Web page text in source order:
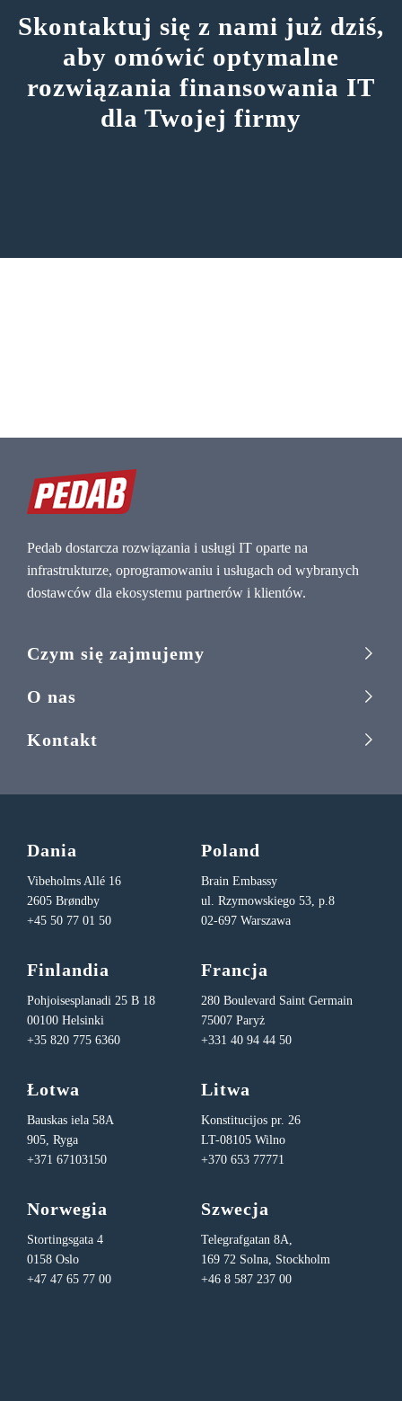
Skontaktuj się z nami już dziś,
aby omówić optymalne
rozwiązania finansowania IT
dla Twojej firmy
Pedab dostarcza rozwiązania i usługi IT oparte na
infrastrukturze, oprogramowaniu i usługach od wybranych
dostawców dla ekosystemu partnerów i klientów.
Czym się zajmujemy
O nas
Kontakt
Dania
Vibeholms Allé 16
2605 Brøndby
+45 50 77 01 50
Poland
Brain Embassy
ul. Rzymowskiego 53, p.8
02-697 Warszawa
Finlandia
Pohjoisesplanadi 25 B 18
00100 Helsinki
+35 820 775 6360
Francja
280 Boulevard Saint Germain
75007 Paryż
+331 40 94 44 50
Łotwa
Bauskas iela 58A
905, Ryga
+371 67103150
Litwa
Konstitucijos pr. 26
LT-08105 Wilno
+370 653 77771
Norwegia
Stortingsgata 4
0158 Oslo
+47 47 65 77 00
Szwecja
Telegrafgatan 8A,
169 72 Solna, Stockholm
+46 8 587 237 00